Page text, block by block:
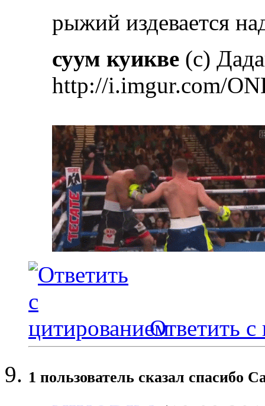
рыжий издевается
суум куикве (с)
http://i.imgur.com/
Ответить с
1 пользователь сказал cпасибо